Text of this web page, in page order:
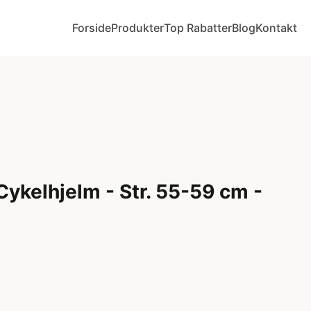
ForsideProdukterTop RabatterBlogKontakt
- Str. 55-59 cm -